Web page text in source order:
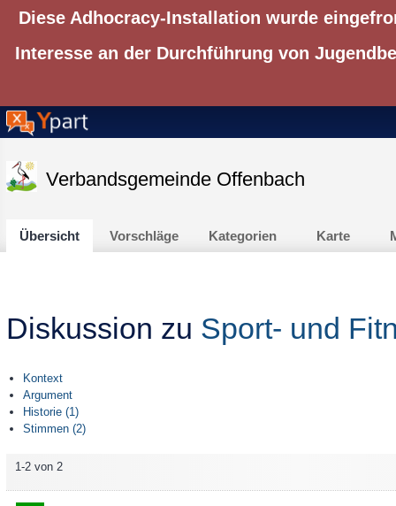
Diese Adhocracy-Installation wurde
Interesse an der Durchführung von
Verbandsgemeinde Offenbach
Übersicht Vorschläge Kategorien Karte
Diskussion zu Sport- und
Kontext
Argument
Historie (1)
Stimmen (2)
1-2 von 2